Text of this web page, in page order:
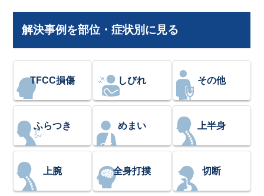
解決事例を部位・症状別に見る
TFCC損傷 しびれ その他
ふらつき めまい 上半身
上腕 全身打撲 切断